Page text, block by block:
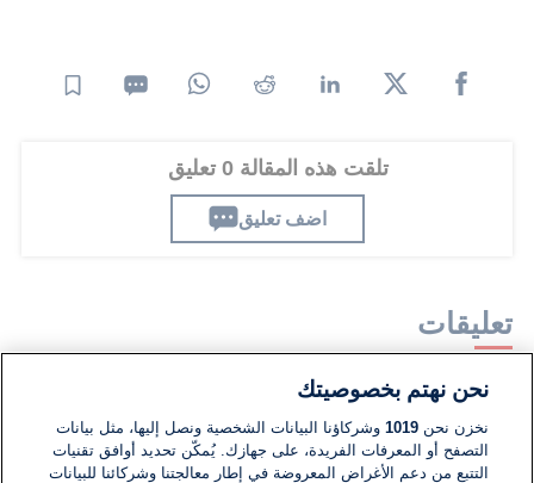
تلقت هذه المقالة 0 تعليق
اضف تعليق
تعليقات
لا توجد تعليقات مكتوبة حتى الآن. كن الأول!
اكتب تعليقًا جديدًا ...
نحن نهتم بخصوصيتك
نخزن نحن1019 وشركاؤنا البيانات الشخصية ونصل إليها، مثل بيانات
التصفح أو المعرفات الفريدة، على جهازك. يُمكّن تحديد أوافق تقنيات
التتبع من دعم الأغراض المعروضة في إطار معالجتنا وشركائنا للبيانات